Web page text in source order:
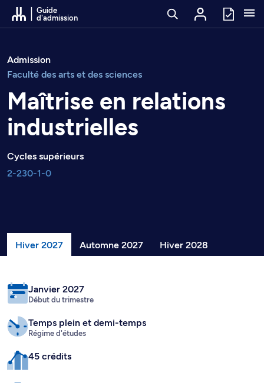
Passer au contenu
Guide
d'admission
Admission
Faculté des arts et des sciences
Maîtrise en relations
industrielles
Cycles supérieurs
2-230-1-0
Hiver 2027 Automne 2027 Hiver 2028
Janvier 2027
Début du trimestre
Temps plein et demi-temps
Régime d'études
45 crédits